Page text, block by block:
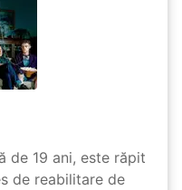
de 19 ani, este răpit
de reabilitare de